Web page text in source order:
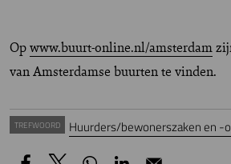
Opwww.buurt-online.nl/amsterdam
van Amsterdamse buurten te vinden.
TREFWOORD Huurders/bewonerszaken en -